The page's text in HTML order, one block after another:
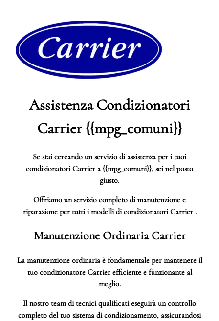
Assistenza Condizionatori
Carrier {{mpg_comuni}}
Se stai cercando un servizio di assistenza per i tuoi
condizionatori Carrier a {{mpg_comuni}}, sei nel posto
giusto.
Offriamo un servizio completo di manutenzione e
riparazione per tutti i modelli di condizionatori Carrier .
Manutenzione Ordinaria Carrier
La manutenzione ordinaria è fondamentale per mantenere il
tuo condizionatore Carrier efficiente e funzionante al
meglio.
Il nostro team di tecnici qualificati eseguirà un controllo
completo del tuo sistema di condizionamento, assicurandosi